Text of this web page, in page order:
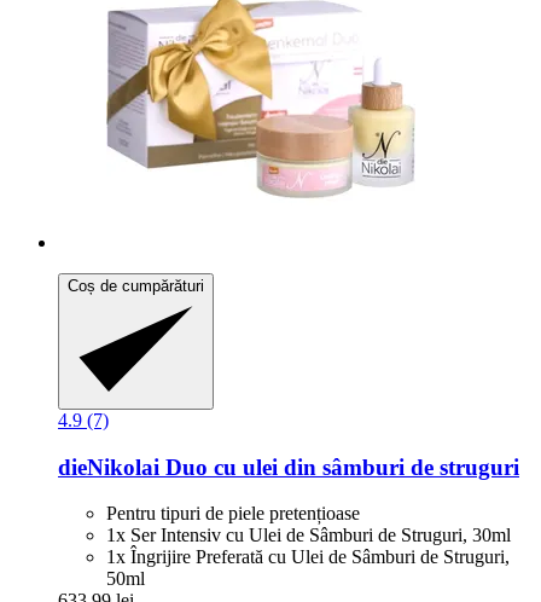
Coș de cumpărături
4.9 (7)
dieNikolai Duo cu ulei din sâmburi de struguri
Pentru tipuri de piele pretențioase
1x Ser Intensiv cu Ulei de Sâmburi de Struguri, 30ml
1x Îngrijire Preferată cu Ulei de Sâmburi de Struguri,
50ml